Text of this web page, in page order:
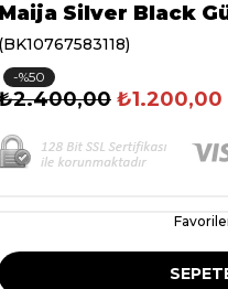
Maija Silver Black
(BK10767583118)
50
₺1.200,00